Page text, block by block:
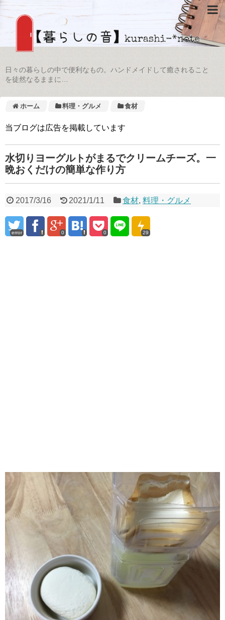
日々の暮らしの中で便利なもの。ハンドメイドして癒されること
を徒然なるままに…
ホーム 料理・グルメ 食材
当ブログは広告を掲載しています
水切りヨーグルトがまるでクリームチーズ。一
晩おくだけの簡単な作り方
2017/3/16 2021/1/11 食材,料理・グルメ
error 0 0 29